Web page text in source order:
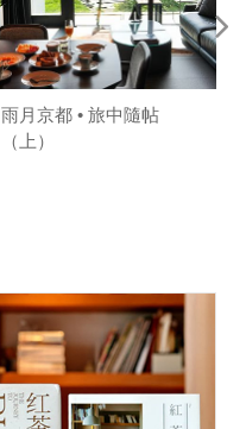
雨月京都 • 旅中隨帖
（上）